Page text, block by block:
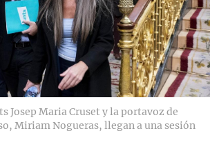
Josep Maria Cruset y la portavoz de
Miriam Nogueras, llegan a una sesión